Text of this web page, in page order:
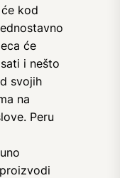
kod
će
i nešto
svojih
na
Peru